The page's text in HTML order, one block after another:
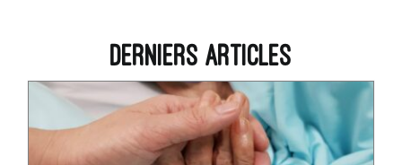
Derniers articles